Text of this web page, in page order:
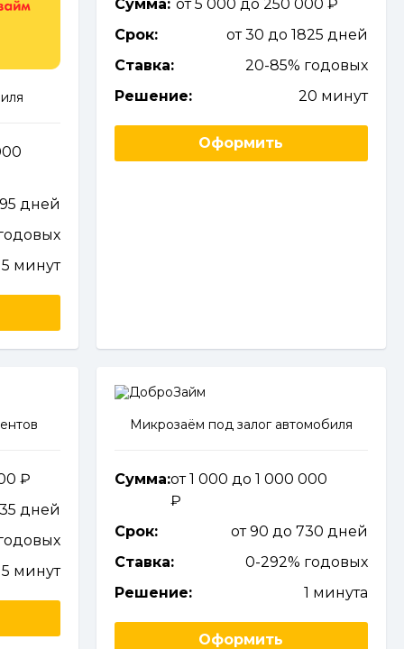
дней
5 минут
Сумма: от 5 000 до 250 000
Срок:
от 30 до 1825 дней
Ставка:
20-85% годовых
Решение:
20 минут
Оформить
дней
минут
Микрозаём под залог автомобиля
Сумма:от 1 000 до 1 000 000
Срок:
от 90 до 730 дней
Ставка:
0-292% годовых
Решение:
1 минута
Оформить